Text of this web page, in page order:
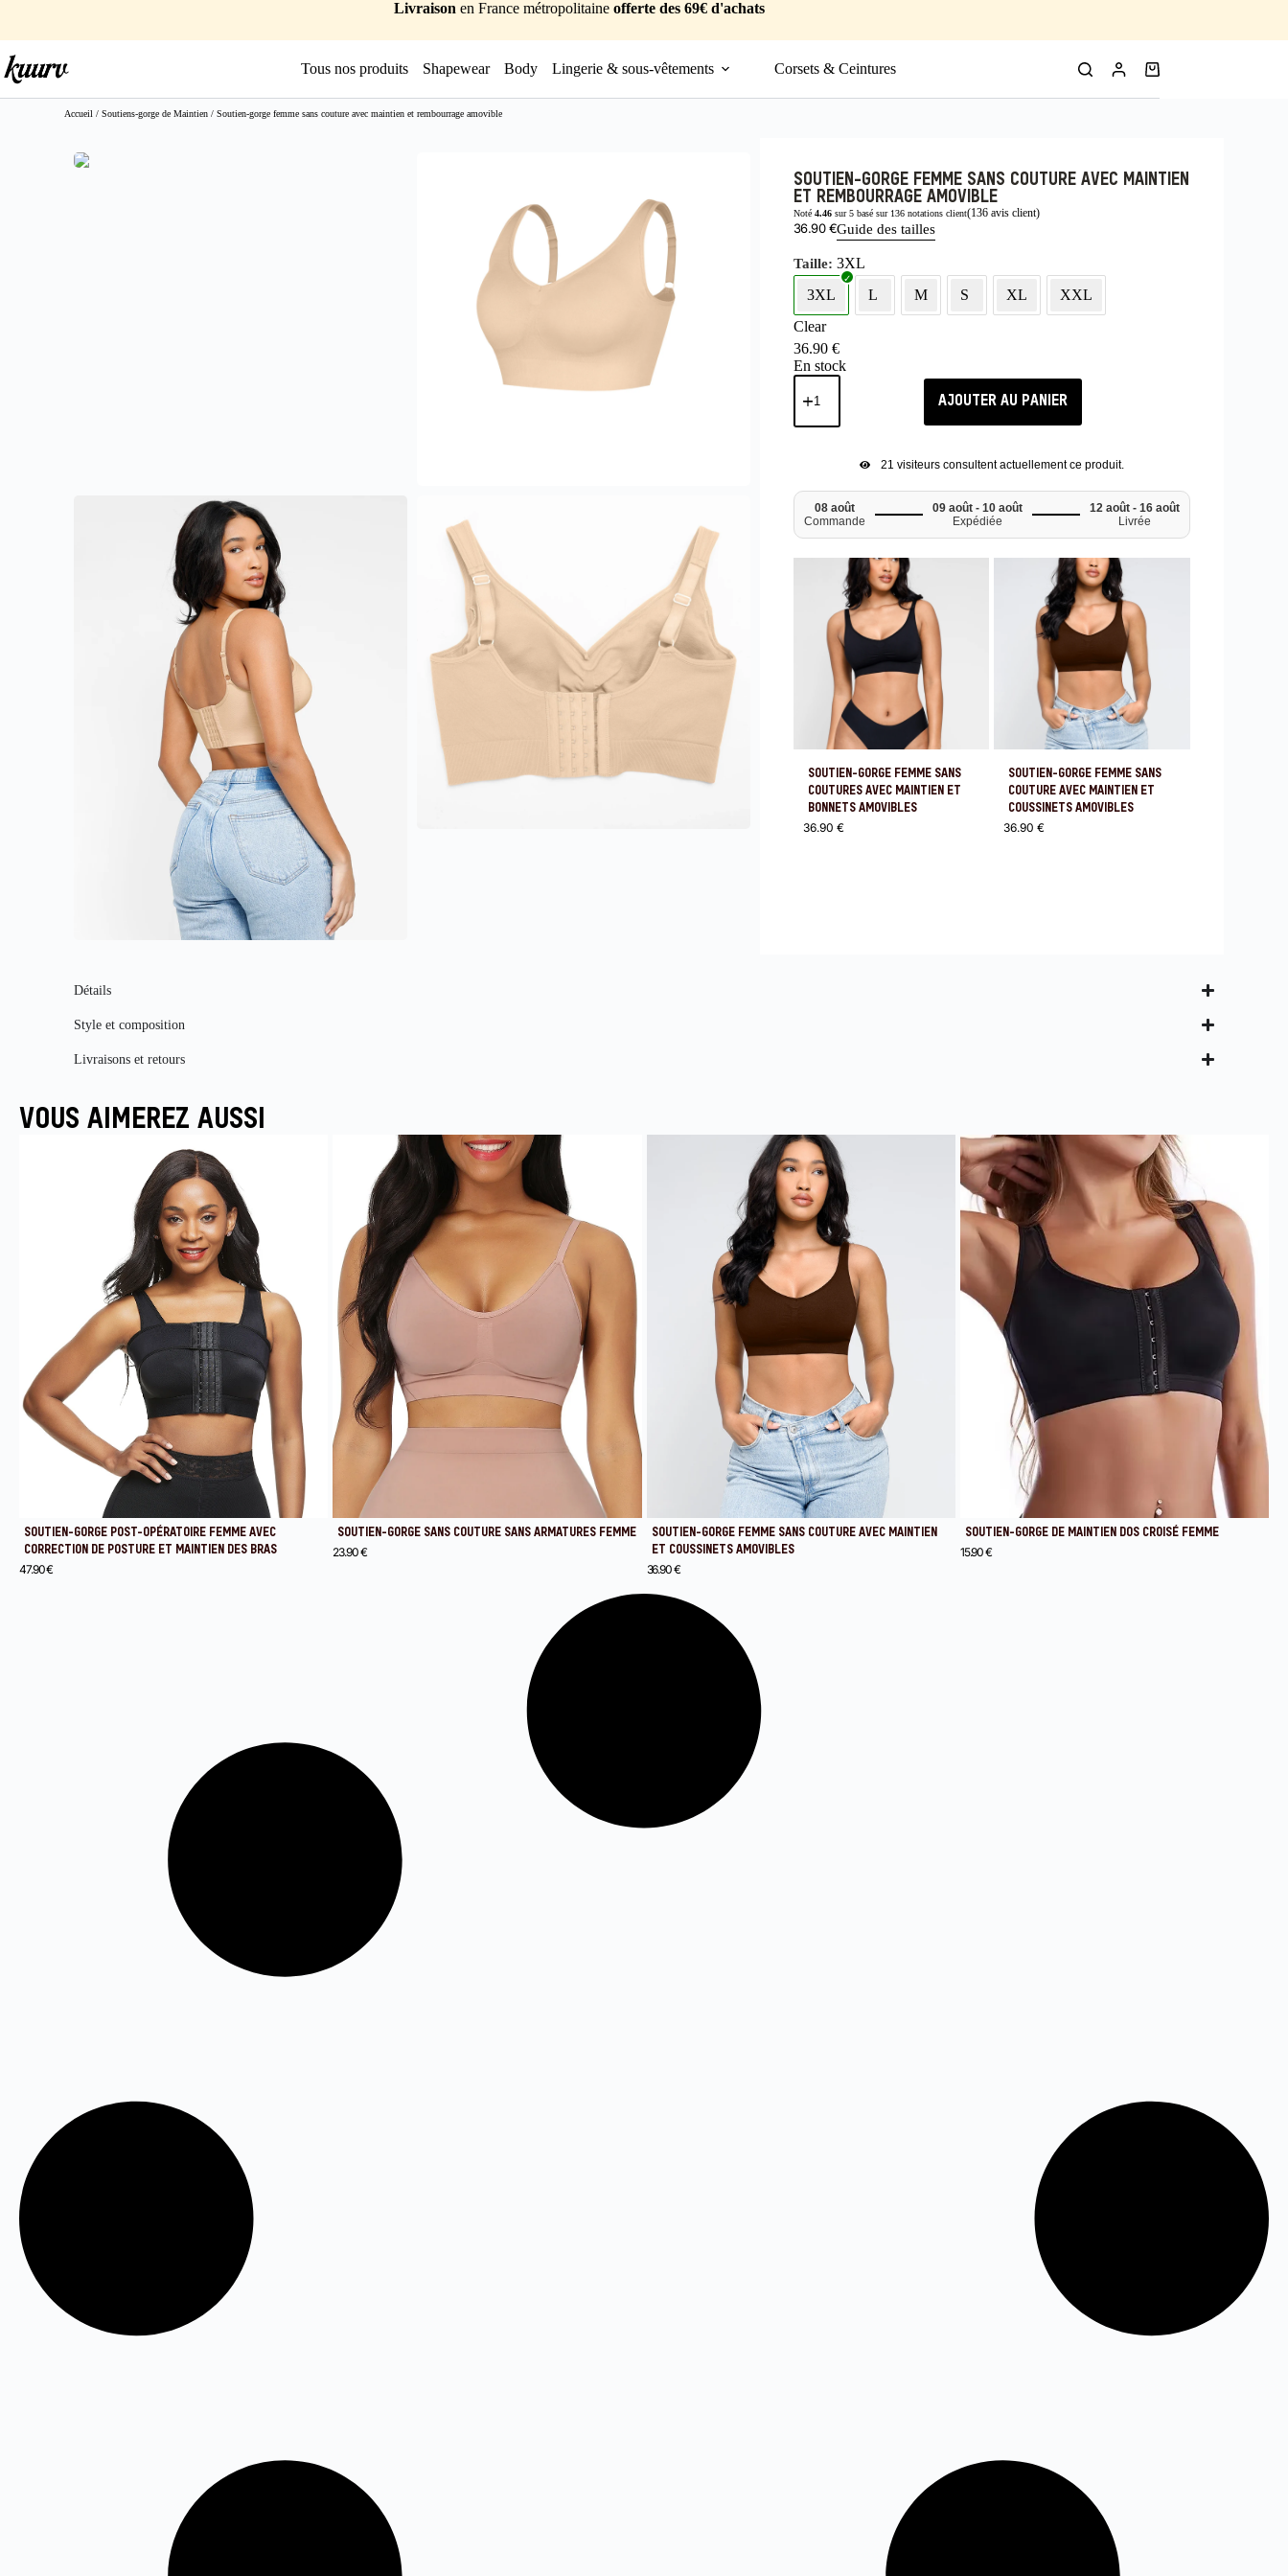
Livraison en France métropolitaineofferte des 69€ d'achats
Tous nos produits Shapewear Body Lingerie & sous-vêtements Corsets & Ceintures
Accueil /Soutiens-gorge de Maintien / Soutien-gorge femme sans couture avec maintien et rembourrage amovible
SOUTIEN-GORGE FEMME SANS COUTURE AVEC MAINTIEN
ET REMBOURRAGE AMOVIBLE
Noté 4.46sur 5 basé sur 136notations client(136avis client)
36.90€Guide des tailles
Taille 3XL
3XL
L M S XL
XXL
Clear
36.90 €
En stock
AJOUTER AU PANIER
21 visiteurs consultent actuellement ce produit.
08 août
Commande
09 août - 10 août
Expédiée
12 août - 16 août
Livrée
SOUTIEN-GORGE FEMME SANS
COUTURES AVEC MAINTIEN ET
BONNETS AMOVIBLES
36.90 €
SOUTIEN-GORGE FEMME SANS
COUTURE AVEC MAINTIEN ET
COUSSINETS AMOVIBLES
36.90€
Détails
Style et composition
Livraisons et retours
VOUS AIMEREZ AUSSI
SOUTIEN-GORGE POST-OPÉRATOIRE FEMME AVEC
CORRECTION DE POSTURE ET MAINTIEN DES BRAS
47.90€
SOUTIEN-GORGE SANS COUTURE SANS ARMATURES FEMME
23.90€
SOUTIEN-GORGE FEMME SANS COUTURE AVEC MAINTIEN
ET COUSSINETS AMOVIBLES
36.90€
SOUTIEN-GORGE DE MAINTIEN DOS CROISÉ FEMME
15.90€